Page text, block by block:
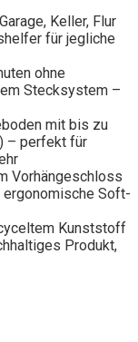
Keller, Flur
für jegliche
ohne
Stecksystem –
mit bis zu
– perfekt für
Vorhängeschloss
ergonomische Soft-
Kunststoff
Produkt,